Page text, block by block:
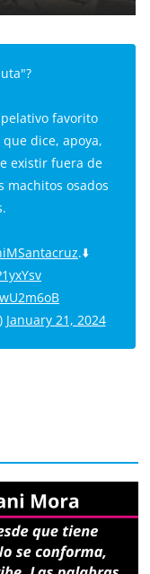
favorito
dice, apoya,
existir fuera de
machitos osados
.⬇️
January 21, 2024